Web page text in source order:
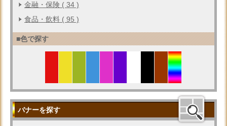
金融・保険 ( 34 )
食品・飲料 ( 95 )
■色で探す
バナーを探す